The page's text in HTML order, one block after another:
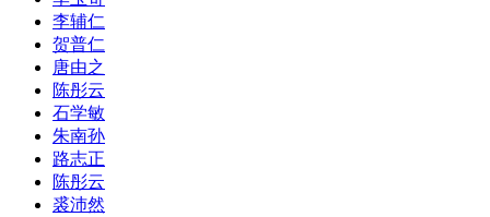
李辅仁
贺普仁
唐由之
陈彤云
石学敏
朱南孙
路志正
陈彤云
裘沛然